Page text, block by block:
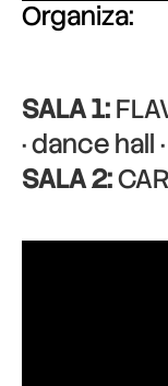
Organiza:
SALA 1:
· dance hall
SALA 2: